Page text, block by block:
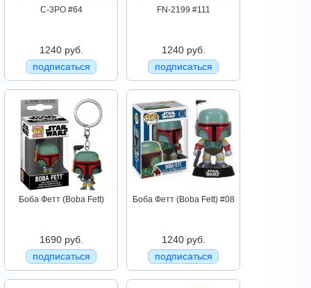
C-3PO #64
1240 руб.
подписаться
FN-2199 #111
1240 руб.
подписаться
Боба Фетт (Boba Fett)
1690 руб.
подписаться
Боба Фетт (Boba Fett) #08
1240 руб.
подписаться